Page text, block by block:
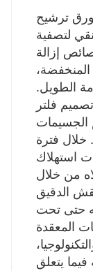
ورق ترشيح
لتصفية
إزالة
المنخفضة،
الطويل.
فلتر
الجسيمات
فترة
استهلاك
من خلال
الدقيق
حتى تحت
المعقدة
فيما يتعلق